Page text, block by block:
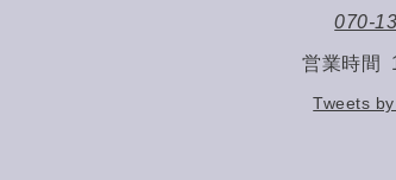
070-
営業時間
Tweets